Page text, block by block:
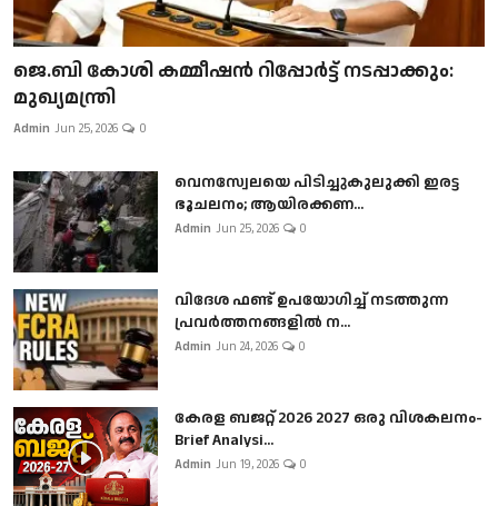
ജെ.ബി കോശി കമ്മീഷൻ റിപ്പോർട്ട് നടപ്പാക്കും:
മുഖ്യമന്ത്രി
Admin Jun 25, 2026 0
വെനസ്വേലയെ പിടിച്ചുകുലുക്കി ഇരട്ട
ഭൂചലനം; ആയിരക്കണ...
Admin Jun 25, 2026 0
വിദേശ ഫണ്ട് ഉപയോഗിച്ച് നടത്തുന്ന
പ്രവർത്തനങ്ങളിൽ ന...
Admin Jun 24, 2026 0
കേരള ബജറ്റ് 2026 2027 ഒരു വിശകലനം-
Brief Analysi...
Admin Jun 19, 2026 0